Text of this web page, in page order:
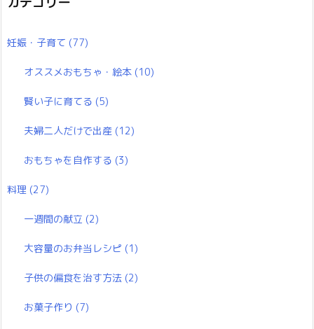
妊娠・子育て (77)
オススメおもちゃ・絵本 (10)
賢い子に育てる (5)
夫婦二人だけで出産 (12)
おもちゃを自作する (3)
料理 (27)
一週間の献立 (2)
大容量のお弁当レシピ (1)
子供の偏食を治す方法 (2)
お菓子作り (7)